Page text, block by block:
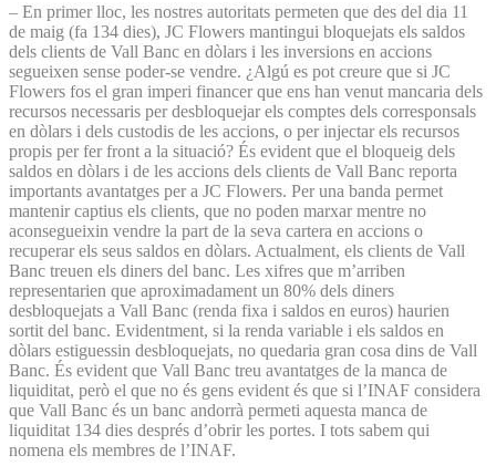
– En primer lloc, les nostres autoritats permeten que des del dia 11
de maig (fa 134 dies), JC Flowers mantingui bloquejats els saldos
dels clients de Vall Banc en dòlars i les inversions en accions
segueixen sense poder-se vendre. ¿Algú es pot creure que si JC
Flowers fos el gran imperi financer que ens han venut mancaria dels
recursos necessaris per desbloquejar els comptes dels corresponsals
en dòlars i dels custodis de les accions, o per injectar els recursos
propis per fer front a la situació? És evident que el bloqueig dels
saldos en dòlars i de les accions dels clients de Vall Banc reporta
importants avantatges per a JC Flowers. Per una banda permet
mantenir captius els clients, que no poden marxar mentre no
aconsegueixin vendre la part de la seva cartera en accions o
recuperar els seus saldos en dòlars. Actualment, els clients de Vall
Banc treuen els diners del banc. Les xifres que m’arriben
representarien que aproximadament un 80% dels diners
desbloquejats a Vall Banc (renda fixa i saldos en euros) haurien
sortit del banc. Evidentment, si la renda variable i els saldos en
dòlars estiguessin desbloquejats, no quedaria gran cosa dins de Vall
Banc. És evident que Vall Banc treu avantatges de la manca de
liquiditat, però el que no és gens evident és que si l’INAF considera
que Vall Banc és un banc andorrà permeti aquesta manca de
liquiditat 134 dies després d’obrir les portes. I tots sabem qui
nomena els membres de l’INAF.